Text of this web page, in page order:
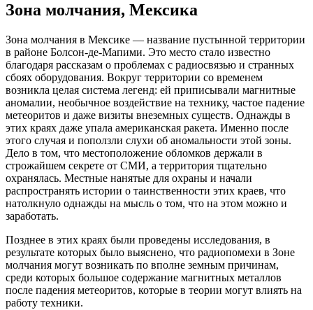
Зона молчания, Мексика
Зона молчания в Мексике — название пустынной территории
в районе Болсон-де-Мапими. Это место стало известно
благодаря рассказам о проблемах с радиосвязью и странных
сбоях оборудования. Вокруг территории со временем
возникла целая система легенд: ей приписывали магнитные
аномалии, необычное воздействие на технику, частое падение
метеоритов и даже визиты внеземных существ. Однажды в
этих краях даже упала американская ракета. Именно после
этого случая и поползли слухи об аномальности этой зоны.
Дело в том, что местоположение обломков держали в
строжайшем секрете от СМИ, а территория тщательно
охранялась. Местные нанятые для охраны и начали
распространять истории о таинственности этих краев, что
натолкнуло однажды на мысль о том, что на этом можно и
заработать.
Позднее в этих краях были проведены исследования, в
результате которых было выяснено, что радиопомехи в Зоне
молчания могут возникать по вполне земным причинам,
среди которых большое содержание магнитных металлов
после падения метеоритов, которые в теории могут влиять на
работу техники.